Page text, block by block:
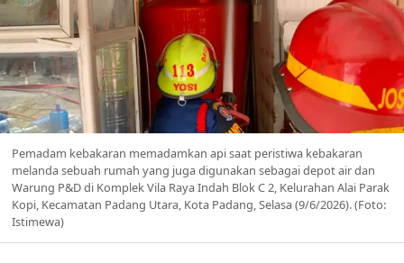
Pemadam kebakaran memadamkan api saat peristiwa kebakaran
melanda sebuah rumah yang juga digunakan sebagai depot air dan
Warung P&D di Komplek Vila Raya Indah Blok C 2, Kelurahan Alai Parak
Kopi, Kecamatan Padang Utara, Kota Padang, Selasa (9/6/2026). (Foto:
Istimewa)